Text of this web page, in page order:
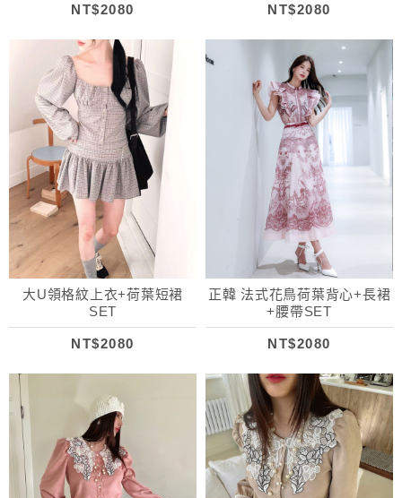
NT$2080 NT$2080
大U領格紋上衣+荷葉短裙
SET
NT$2080
正韓 法式花鳥荷葉背心+長裙
+腰帶SET
NT$2080